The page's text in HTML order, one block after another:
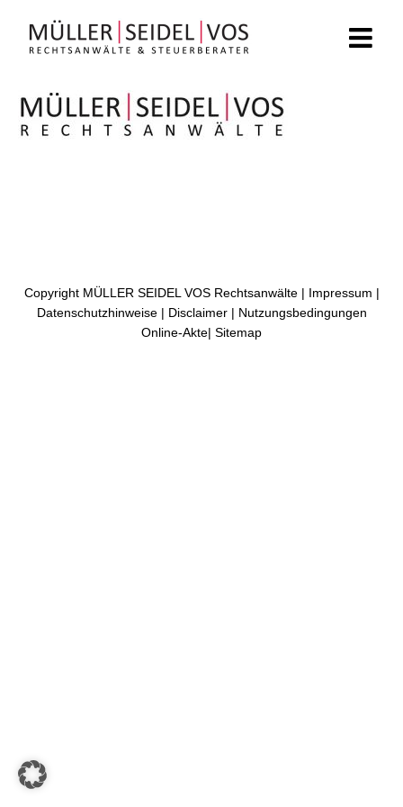
springen
Copyright MÜLLER SEIDEL VOS Rechtsanwälte | Impressum |
Datenschutzhinweise| Disclaimer| Nutzungsbedingungen
Online-Akte| Sitemap